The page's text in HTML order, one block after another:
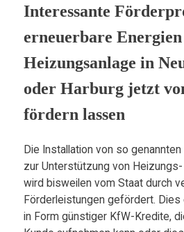
Interessante
erneuerbare
Heizungsanlage in
oder Harburg jetzt
fördern lassen
Die Installation von so
zur Unterstützung von
wird bisweilen vom Staat durch
Förderleistungen gefördert.
in Form günstiger KfW-Kredite,